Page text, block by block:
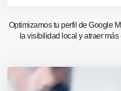
Optimizamos tu perfil de Google
la visibilidad local y atraer